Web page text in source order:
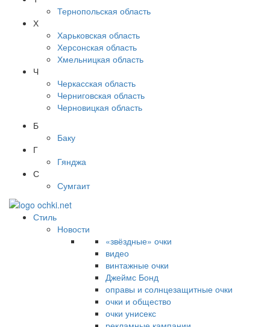
Тернопольская область
Х
Харьковская область
Херсонская область
Хмельницкая область
Ч
Черкасская область
Черниговская область
Черновицкая область
Б
Баку
Г
Гянджа
С
Сумгаит
Стиль
Новости
«звёздные» очки
видео
винтажные очки
Джеймс Бонд
оправы и солнцезащитные очки
очки и общество
очки унисекс